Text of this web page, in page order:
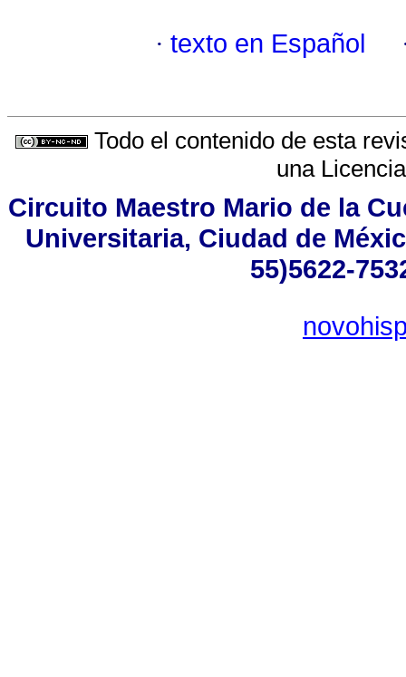
· texto en Español
Todo el contenido de esta
una
Circuito Maestro Mario de la
Universitaria, Ciudad de
55)5622-